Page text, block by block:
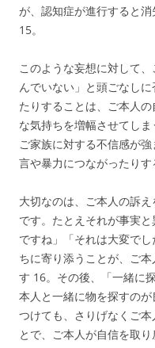
が、認知症が進行すると
15。
このような妄想に対して
んでいない」と頭ごなし
たりすることは、ご本人
な気持ちを増幅させてし
ご家族に対する不信感が
言や暴力につながったり
大切なのは、ご本人の訴
です。たとえそれが事実
ですね」「それは大変で
ちに寄り添うことが、ご
す 16。その後、「一緒に
本人と一緒に物を探すの
つけても、さりげなくご
とで、ご本人が自信を取